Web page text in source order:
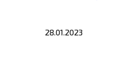
28.01.2023